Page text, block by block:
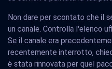
Non dare per scontato che il
un canale. Controlla l'elenco
Se il canale era
recentemente interrotto,
è stata rinnovata per quel